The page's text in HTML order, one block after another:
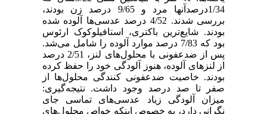
1/34درصدآنها مرد و 9/65 درصد زن بودند،
بررسی شدند. 4/52 درصد عدسی‌ها آلوده شده
بودند. شایع‌ترین باکتری، استافیلوکوک ارئوس
بود که 7/83 درصد موارد آلوده را شامل می‌شد.
پس از ضدعفونی با محلول‌های لنز، 2/51 درصد
از لنزهای آلوده، هنوز آلودگی خود را حفظ کرده
بودند. خاصیت ضدعفونی کنندگی محلول‌ها از
صفر تا صد درصد وجود داشت. نتیجه‌گیری:
میزان آلودگی زیاد عدسی‌های تماسی جای
نگرانی دارد، به خصوص اینکه خواص محلول‌های